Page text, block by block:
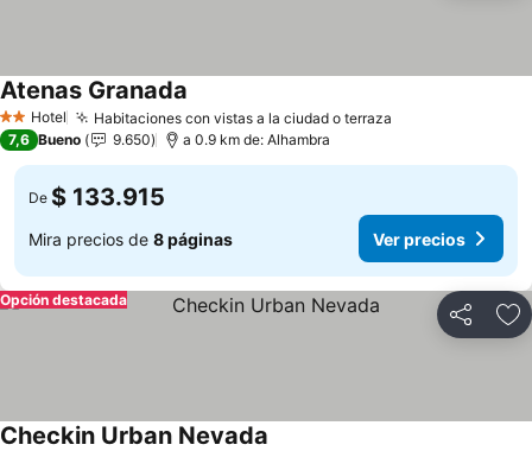
2 Estrellas
Hotel Habitaciones con vistas a la ciudad o terraza
Atenas Granada
7,6 Bueno 9.650 a 0.9 km de: Alhambra
De $ 133.915
Mira precios de 8 páginas Ver precios
Compartir
Opción destacada
Checkin Urban Nevada